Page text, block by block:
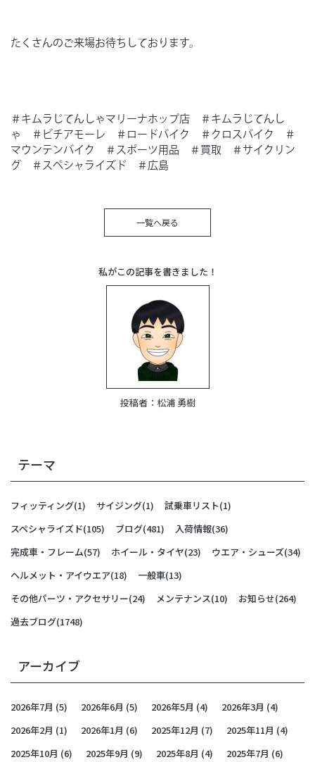
たくさんのご来場お待ちしております。
＃キムラじてんしゃマリーナホップ店 ＃キムラじてんし
ゃ ＃ビチアモーレ ＃ロードバイク ＃クロスバイク ＃
マウンテンバイク ＃スポーツ用品 ＃買取 ＃サイクリン
グ ＃スペシャライズド ＃広島
一覧へ戻る
私がこの記事を書きました！
投稿者： 松浦 勇樹
テーマ
フィッティング(1) サイジング(1) 試乗車リスト(1)
スペシャライズド(105) ブログ(481) 入荷情報(36)
完成車・フレーム(57) ホイール・タイヤ(23) ウエア・シューズ(34)
ヘルメット・アイウエア(18) 一般車(13)
その他パーツ・アクセサリー(24) メンテナンス(10) お知らせ(264)
過去ブログ(1748)
アーカイブ
2026年7月 (5) 2026年6月 (5) 2026年5月 (4) 2026年3月 (4)
2026年2月 (1) 2026年1月 (6) 2025年12月 (7) 2025年11月 (4)
2025年10月 (6) 2025年9月 (9) 2025年8月 (4) 2025年7月 (6)